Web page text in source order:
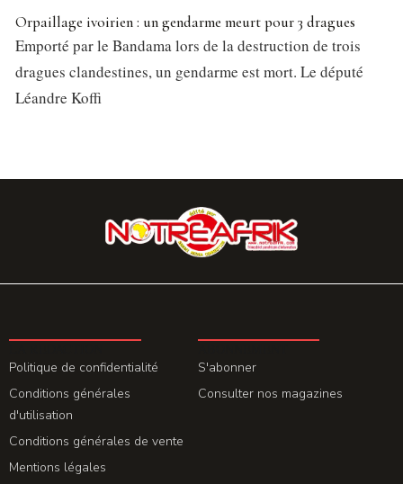
Orpaillage ivoirien : un gendarme meurt pour 3 dragues
Emporté par le Bandama lors de la destruction de trois
dragues clandestines, un gendarme est mort. Le député
Léandre Koffi
Politique de confidentialité
Conditions générales
d'utilisation
Conditions générales de vente
Mentions légales
S'abonner
Consulter nos magazines